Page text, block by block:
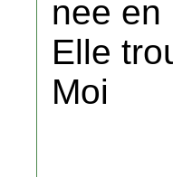
nee en
Elle
Moi